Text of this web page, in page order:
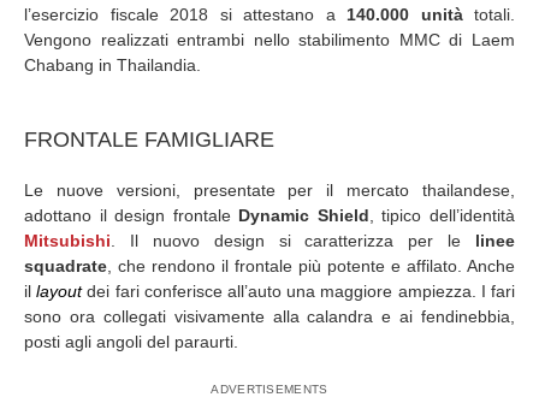
l’esercizio fiscale 2018 si attestano a 140.000 unitàtotali.
Vengono realizzati entrambi nello stabilimento MMC di Laem
Chabang in Thailandia.
FRONTALE FAMIGLIARE
Le nuove versioni, presentate per il mercato thailandese,
adottano il design frontale Dynamic Shield , tipico dell’identità
Mitsubishi . Il nuovo design si caratterizza per le linee
squadrate , che rendono il frontale più potente e affilato. Anche
illayoutdei fari conferisce all’auto una maggiore ampiezza. I fari
sono ora collegati visivamente alla calandra e ai fendinebbia,
posti agli angoli del paraurti.